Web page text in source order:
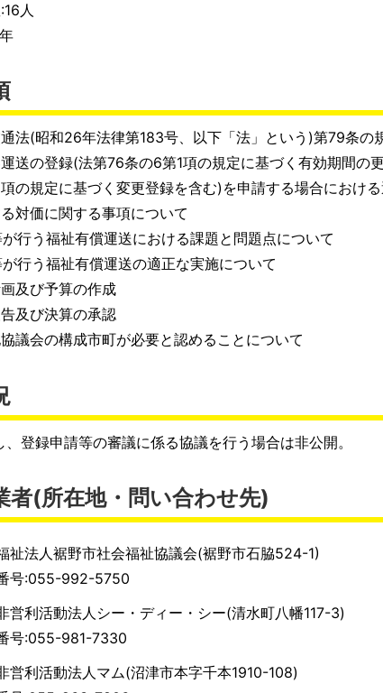
人
法(昭和26年法律第183号、以下「法」という)第79条の
送の登録(法第76条の6第1項の規定に基づく有効期間の
の規定に基づく変更登録を含む)を申請する場合におけ
対価に関する事項について
行う福祉有償運送における課題と問題点について
行う福祉有償運送の適正な実施について
及び予算の作成
及び決算の承認
議会の構成市町が必要と認めることについて
登録申請等の審議に係る協議を行う場合は非公開。
者(所在地・問い合わせ先)
祉法人裾野市社会福祉協議会(裾野市石脇524-1)
号:055-992-5750
営利活動法人シー・ディー・シー(清水町八幡117-3)
号:055-981-7330
営利活動法人マム(沼津市本字千本1910-108)